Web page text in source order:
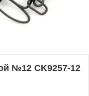
№12 CK9257-12